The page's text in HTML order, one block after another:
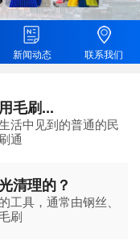
新闻动态 联系我们
毛刷...
活中见到的普通的民
通
清理的？
工具，通常由钢丝、
刷